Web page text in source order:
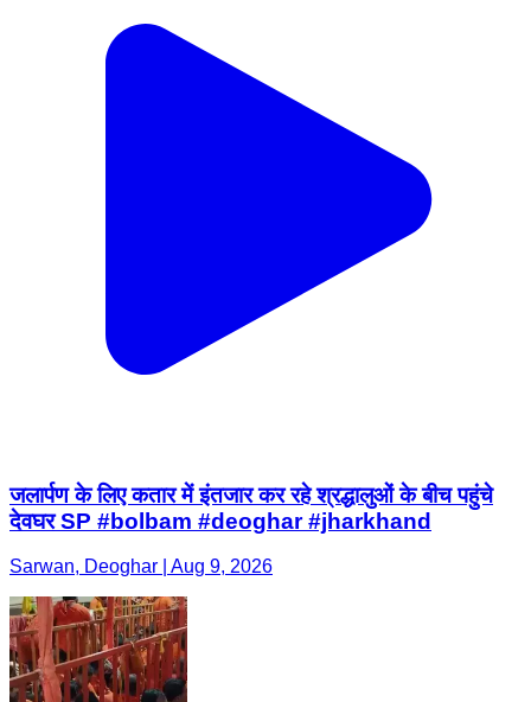
जलार्पण के लिए कतार में इंतजार कर रहे श्रद्धालुओं के बीच पहुंचे
देवघर SP #bolbam #deoghar #jharkhand
Sarwan, Deoghar | Aug 9, 2026